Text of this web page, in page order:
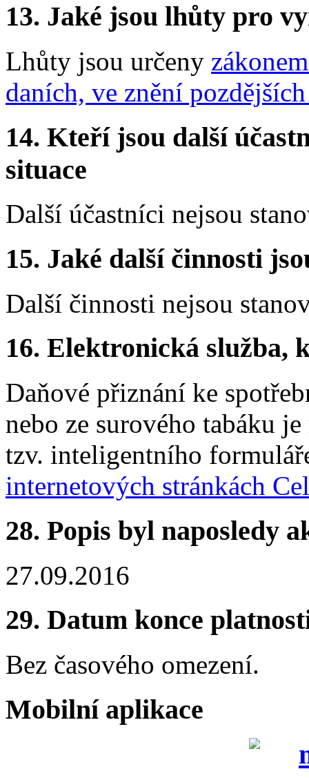
13. Jaké jsou lhůty pro
Lhůty jsou určeny
daních, ve znění
14. Kteří jsou další
situace
Další účastníci nejsou
15. Jaké další činnosti
Další činnosti nejsou
16. Elektronická služba,
Daňové přiznání ke
nebo ze surového tabáku
tzv. inteligentního
internetových stránkách
28. Popis byl naposledy
27.09.2016
29. Datum konce
Bez časového omezení.
Mobilní aplikace